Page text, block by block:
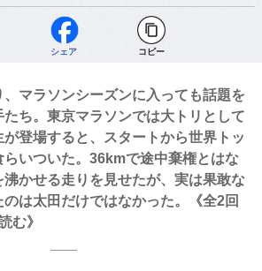
シェア コピー
マラソンシーズンに入っても話題を
ち。東京マラソンでは大トリとして
が登場すると、スタートから世界トッ
らいついた。36kmで途中棄権とはな
沸かせる走りを見せたが、実は果敢な
は太田だけではなかった。《全2回
む》